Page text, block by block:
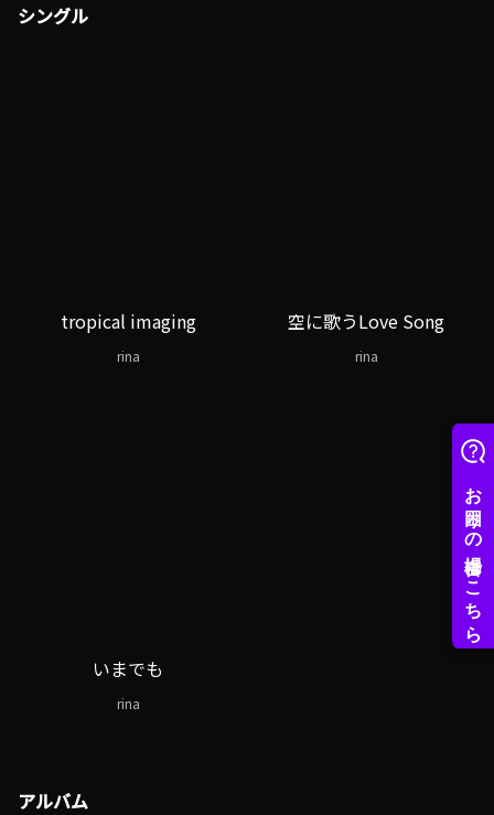
シングル
tropical imaging
rina
空に歌うLove Song
rina
いまでも
rina
アルバム